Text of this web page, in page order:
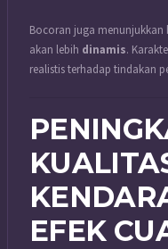
Bocoran juga menunjukkan
akan lebih dinamis.
realistis terhadap tindakan
EFEK